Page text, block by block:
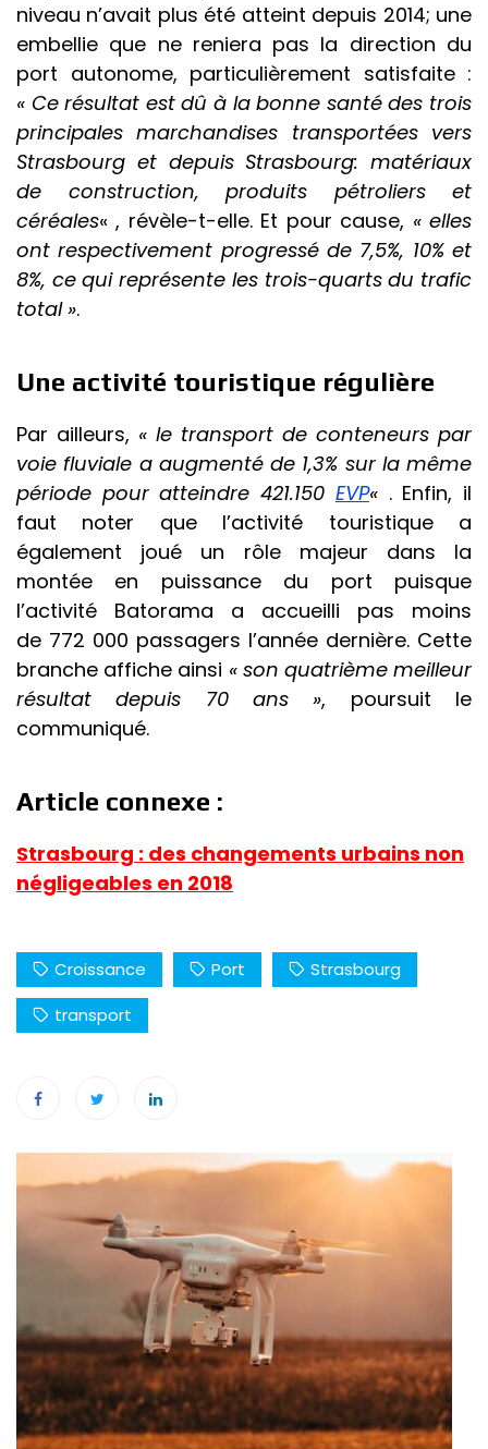
niveau n’avait plus été atteint depuis 2014; une
embellie que ne reniera pas la direction du
port autonome, particulièrement satisfaite :
« Ce résultat est dû à la bonne santé des trois
principales marchandises transportées vers
Strasbourg et depuis Strasbourg: matériaux
de construction, produits pétroliers et
céréales« , révèle-t-elle. Et pour cause, « elles
ont respectivement progressé de 7,5%, 10% et
8%, ce qui représente les trois-quarts du trafic
total ».
Une activité touristique régulière
Par ailleurs, « le transport de conteneurs par
voie fluviale a augmenté de 1,3% sur la même
période pour atteindre 421.150 EVP« . Enfin, il
faut noter que l’activité touristique a
également joué un rôle majeur dans la
montée en puissance du port puisque
l’activité Batorama a accueilli pas moins
de 772 000 passagers l’année dernière. Cette
branche affiche ainsi « son quatrième meilleur
résultat depuis 70 ans », poursuit le
communiqué.
Article connexe :
Strasbourg : des changements urbains non
négligeables en 2018
Croissance Port
Strasbourg
transport
Navigation
de
l’article